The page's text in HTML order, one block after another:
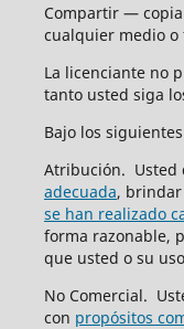
Compartir —
cualquier medio o
La licenciante no
tanto usted siga
Bajo los
Atribución. Usted
adecuada,
se han realizado
forma razonable,
que usted o su
No Comercial.
con propósitos